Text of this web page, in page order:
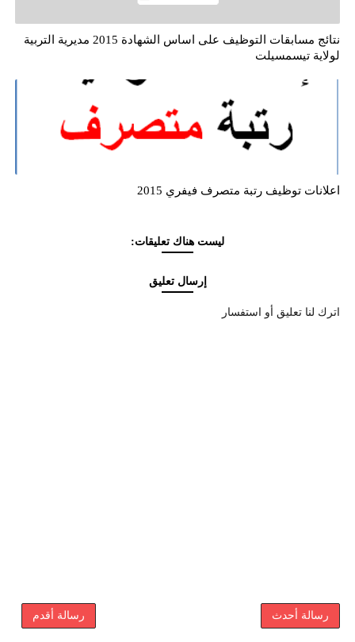
نتائج مسابقات التوظيف على اساس الشهادة 2015 مديرية التربية
لولاية تيسمسيلت
اعلانات توظيف رتبة متصرف فيفري 2015
ليست هناك تعليقات:
إرسال تعليق
اترك لنا تعليق أو استفسار
رسالة أحدث رسالة أقدم